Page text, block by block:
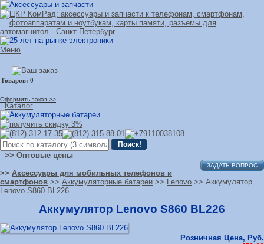
Меню
Оформить заказ >>
Каталог
>> Оптовые цены
ЗАДАТЬ ВОПРОС
>> Аксессуары для мобильных телефонов и
смартфонов >> Аккумуляторные батареи >> Lenovo >> Аккумулятор
Lenovo S860 BL226
Аккумулятор Lenovo S860 BL226
Розничная Цена, Руб.